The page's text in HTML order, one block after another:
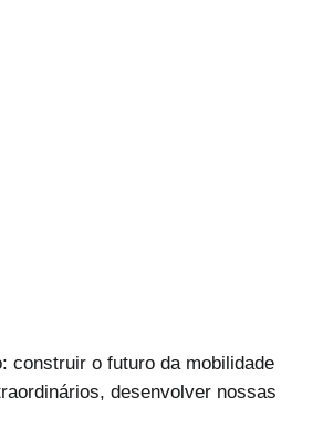
construir o futuro da mobilidade
desenvolver nossas